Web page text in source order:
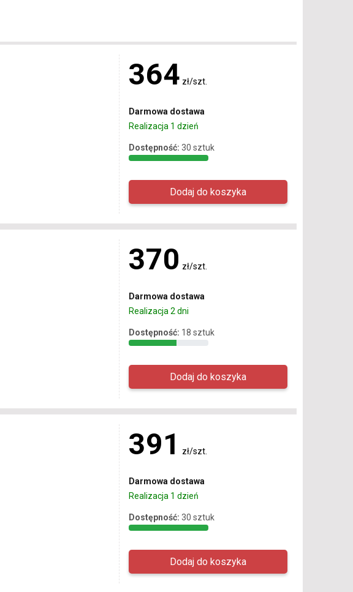
364 zł/szt.
Darmowa dostawa
Realizacja 1 dzień
Dostępność: 30 sztuk
370 zł/szt.
Darmowa dostawa
Realizacja 2 dni
Dostępność: 18 sztuk
391 zł/szt.
Darmowa dostawa
Realizacja 1 dzień
Dostępność: 30 sztuk